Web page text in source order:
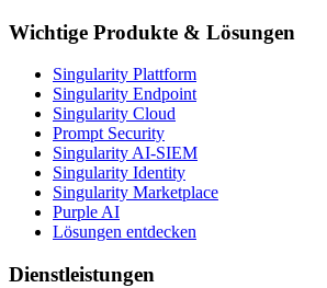
Wichtige Produkte & Lösungen
Singularity Plattform
Singularity Endpoint
Singularity Cloud
Prompt Security
Singularity AI-SIEM
Singularity Identity
Singularity Marketplace
Purple AI
Lösungen entdecken
Dienstleistungen